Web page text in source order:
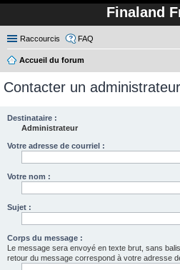
Finaland
Raccourcis FAQ
Accueil du forum
Contacter un
Destinataire :
Administrateur
Votre adresse de courriel :
Votre nom :
Sujet :
Corps du message :
Le message sera envoyé en texte brut, sans
retour du message correspond à votre adresse